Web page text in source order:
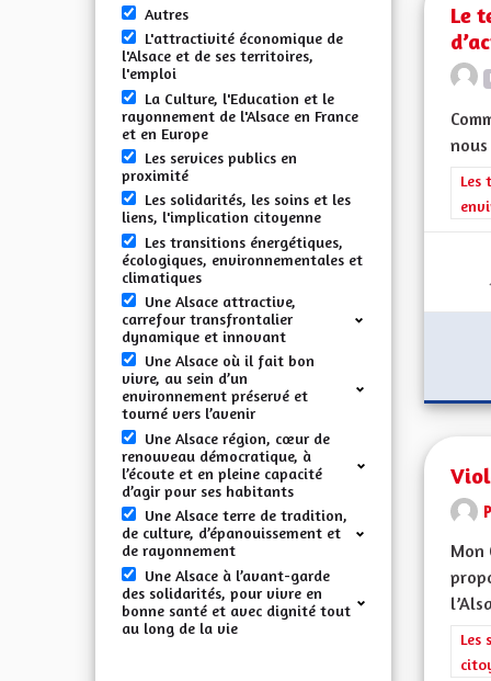
Autres
L'attractivité économique de
l'Alsace et de ses territoires,
l'emploi
La Culture, l'Education et le
rayonnement de l'Alsace en France
et en Europe
Les services publics en
proximité
Les solidarités, les soins et les
liens, l'implication citoyenne
Les transitions énergétiques,
écologiques, environnementales et
climatiques
Une Alsace attractive,
carrefour transfrontalier
dynamique et innovant
Une Alsace où il fait bon
vivre, au sein d’un
environnement préservé et
tourné vers l’avenir
Une Alsace région, cœur de
renouveau démocratique, à
l’écoute et en pleine capacité
d’agir pour ses habitants
Une Alsace terre de tradition,
de culture, d’épanouissement et
de rayonnement
Une Alsace à l’avant-garde
des solidarités, pour vivre en
bonne santé et avec dignité tout
au long de la vie
Le
nous
Les
Mon
Les